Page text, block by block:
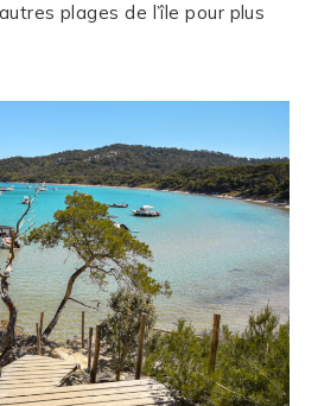
plages de l’île pour plus